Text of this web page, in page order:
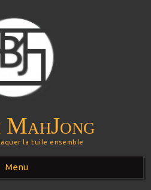
la tuile ensemble
Menu